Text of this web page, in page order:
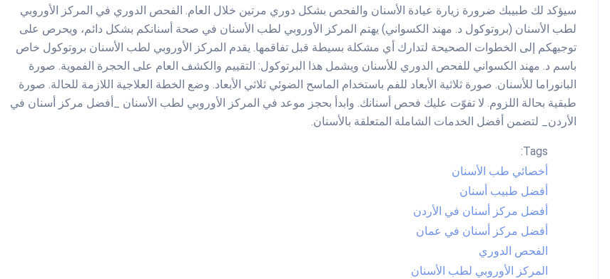
سيؤكد لك طبيبك ضرورة زيارة عيادة الأسنان والفحص بشكل دوري مرتين خلال العام. الفحص الدوري في المركز الأوروبي
لطب الأسنان (بروتوكول د. مهند الكسواني) يهتم المركز الأوروبي لطب الأسنان في صحة أسنانكم بشكل دائم، ويحرص على
توجيهكم إلى الخطوات الصحيحة لتدارك أي مشكلة بسيطة قبل تفاقمها. يقدم المركز الأوروبي لطب الأسنان بروتوكول خاص
باسم د. مهند الكسواني للفحص الدوري للأسنان ويشمل هذا البرتوكول: التقييم والكشف العام على الحجرة الفموية. صورة
البانوراما للأسنان. صورة ثلاثية الأبعاد للفم باستخدام الماسح الضوئي ثلاثي الأبعاد. وضع الخطة العلاجية اللازمة للحالة. صورة
طبقية بحالة اللزوم. لا تفوّت عليك فحص أسنانك. وابدأ بحجز موعد في المركز الأوروبي لطب الأسنان _أفضل مركز أسنان في
الأردن_ لتضمن أفضل الخدمات الشاملة المتعلقة بالأسنان.
Tags:
أخصائي طب الأسنان
أفضل طبيب أسنان
أفضل مركز أسنان في الأردن
أفضل مركز أسنان في عمان
الفحص الدوري
المركز الأوروبي لطب الأسنان